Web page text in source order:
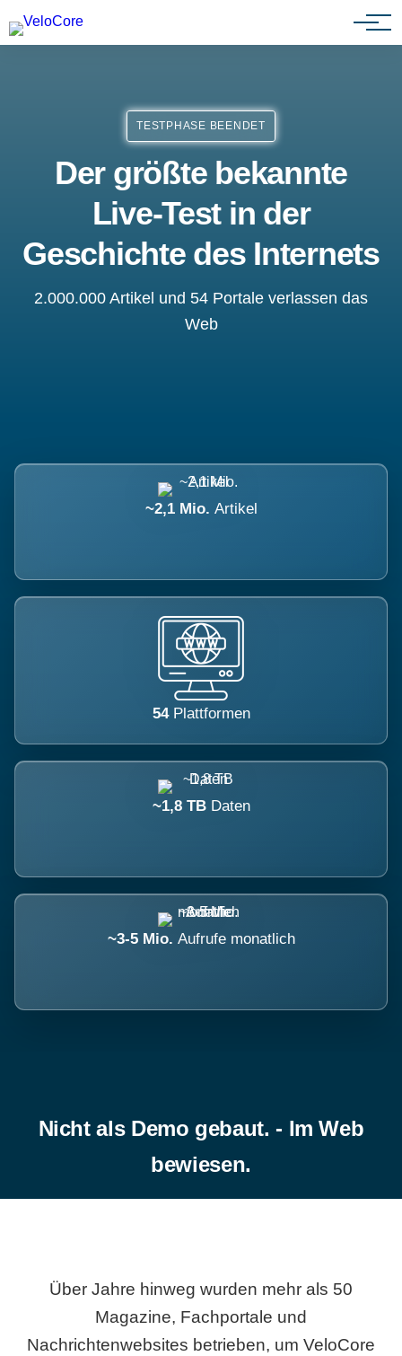
Agenturen & Webdesigner
TESTPHASE BEENDET
Der größte bekannte
Live-Test in der
Geschichte des Internets
2.000.000 Artikel und 54 Portale verlassen das
Web
~2,1 Mio. Artikel
54 Plattformen
~1,8 TB Daten
~3-5 Mio. Aufrufe monatlich
Nicht als Demo gebaut. - Im Web
bewiesen.
Über Jahre hinweg wurden mehr als 50
Magazine, Fachportale und
Nachrichtenwebsites betrieben, um VeloCore